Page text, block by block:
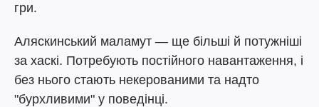
гри.
Аляскинський маламут — ще більші й потужніші
за хаскі. Потребують постійного навантаження, і
без нього стають некерованими та надто
"бурхливими" у поведінці.